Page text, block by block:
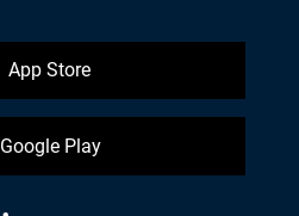
App Store
Google Play